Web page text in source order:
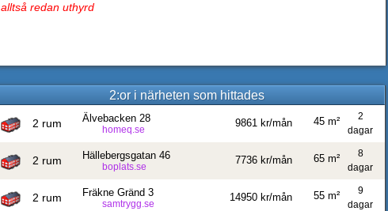
alltså redan uthyrd
2:or i närheten som hittades
2 rum Älvebacken 28
homeq.se
9861 kr/mån
2
dagar
45 m²
2 rum Hällebergsgatan 46
boplats.se
7736 kr/mån
8
dagar
65 m²
2 rum Fräkne Gränd 3
samtrygg.se
14950 kr/mån
9
dagar
55 m²